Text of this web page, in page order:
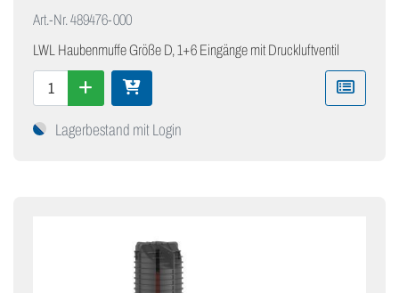
Art.-Nr.489476-000
LWL Haubenmuffe Größe D, 1+6 Eingänge mit Druckluftventil
Lagerbestand mit Login